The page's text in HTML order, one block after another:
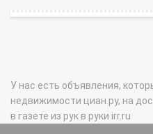
У нас есть объявления,
недвижимости циан.ру, на
в газете из рук в руки irr.ru